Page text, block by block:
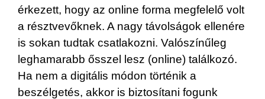
érkezett, hogy az online forma megfelelő volt
a résztvevőknek. A nagy távolságok ellenére
is sokan tudtak csatlakozni. Valószínűleg
leghamarabb ősszel lesz (online) találkozó.
Ha nem a digitális módon történik a
beszélgetés, akkor is biztosítani fogunk